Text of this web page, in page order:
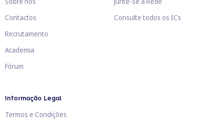
Contactos
Recrutamento
Academia
Fórum
Consulte todos os ICs
Informação Legal
Termos e Condições